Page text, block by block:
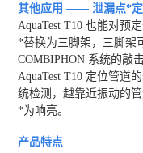
其他应用 —— 泄漏点*定
AquaTest T10 也能对预
*替换为三脚架，三脚架
COMBIPHON 系统的敲
AquaTest T10 定位管道
统检测，越靠近振动的
*为响亮。
产品特点